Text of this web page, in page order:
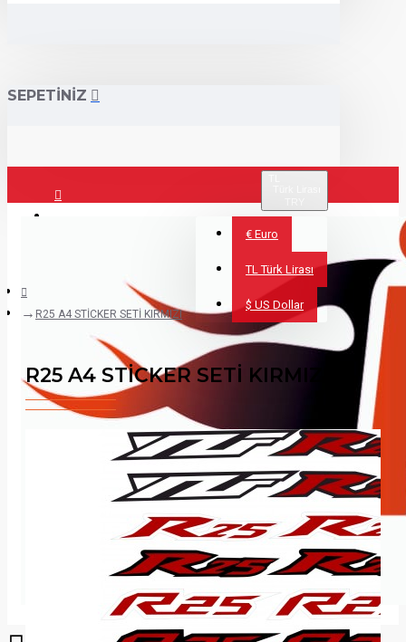
SEPETİNİZ
€ Euro
TL Türk Lirası
$ US Dollar
R25 A4 STİCKER SETİ KIRMIZI
R25 A4 STİCKER SETİ KIRMIZI